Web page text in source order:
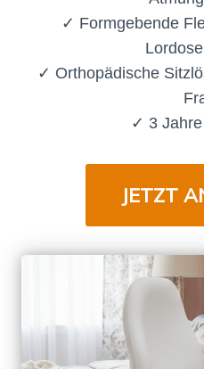
✓ Formgebende
✓ Orthopädische
✓ 3
JETZT